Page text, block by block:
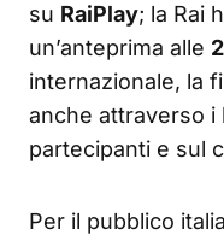
su RaiPlay; la Rai
un’anteprima alle
internazionale, la
anche attraverso i
partecipanti e sul
Per il pubblico